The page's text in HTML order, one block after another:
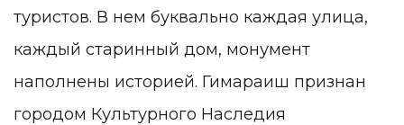
туристов. В нем буквально каждая улица,
каждый старинный дом, монумент
наполнены историей. Гимараиш признан
городом Культурного Наследия